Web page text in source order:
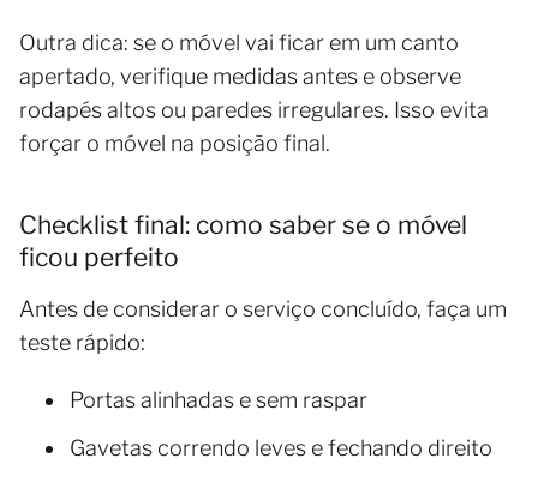
Outra dica: se o móvel vai ficar em um canto
apertado, verifique medidas antes e observe
rodapés altos ou paredes irregulares. Isso evita
forçar o móvel na posição final.
Checklist final: como saber se o móvel
ficou perfeito
Antes de considerar o serviço concluído, faça um
teste rápido:
Portas alinhadas e sem raspar
Gavetas correndo leves e fechando direito